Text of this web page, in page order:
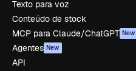
Texto para voz
Conteúdo de stock
MCP para Claude/ChatGPT New
Agentes New
API